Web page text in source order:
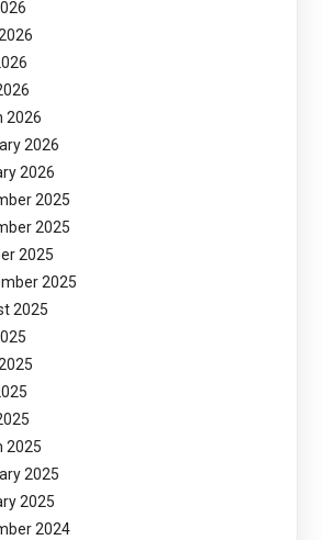
2026
2026
2026
2025
2025
2025
2025
2025
2025
2025
2025
2024